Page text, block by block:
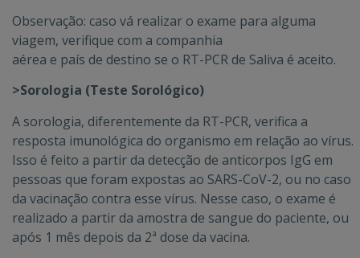
Observação: caso vá realizar o exame para alguma
viagem, verifique com a companhia
aérea e país de destino se o RT-PCR de Saliva é aceito.
>Sorologia (Teste Sorológico)
A sorologia, diferentemente da RT-PCR, verifica a
resposta imunológica do organismo em relação ao vírus.
Isso é feito a partir da detecção de anticorpos IgG em
pessoas que foram expostas ao SARS-CoV-2, ou no caso
da vacinação contra esse vírus. Nesse caso, o exame é
realizado a partir da amostra de sangue do paciente, ou
após 1 mês depois da 2ª dose da vacina.